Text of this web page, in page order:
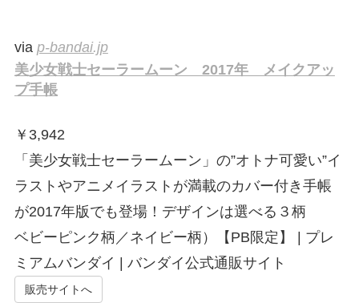
via p-bandai.jp
美少女戦士セーラームーン 2017年 メイクアッ
プ手帳
￥ 3,942
「美少女戦士セーラームーン」の”オトナ可愛い”イ
ラストやアニメイラストが満載のカバー付き手帳
が2017年版でも登場！デザインは選べる３柄
ベビーピンク柄／ネイビー柄）【PB限定】 | プレ
ミアムバンダイ | バンダイ公式通販サイト
販売サイトへ